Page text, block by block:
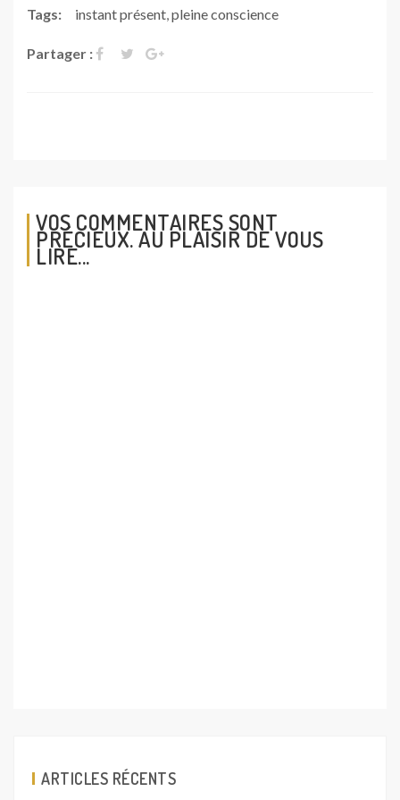
Tags: instant présent,pleine conscience
Partager :
VOS COMMENTAIRES SONT
PRÉCIEUX. AU PLAISIR DE VOUS
LIRE...
ARTICLES RÉCENTS